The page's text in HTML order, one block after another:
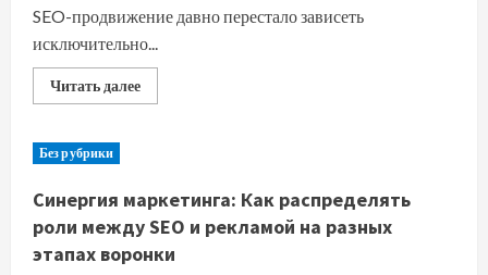
SEO-продвижение давно перестало зависеть
исключительно...
Читать далееПрочитать
больше
бюджет
между
контентом,
аналитикой
и
Без рубрики
Синергия маркетинга: Как распределять
роли между SEO и рекламой на разных
этапах воронки